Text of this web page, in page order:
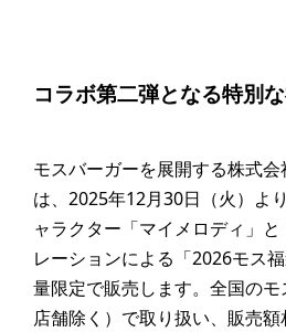
コラボ第二弾となる特別
モスバーガーを展開する株式
は、2025年12月30日（火）よ
ャラクター「マイメロディ」
レーションによる「2026モス
量限定で販売します。全国の
店舗除く）で取り扱い、販売